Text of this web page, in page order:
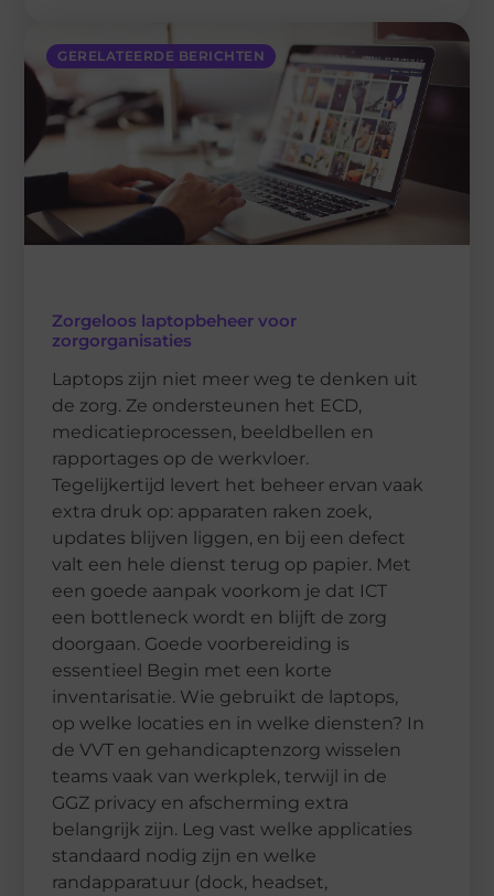
GERELATEERDE BERICHTEN
Zorgeloos laptopbeheer voor
zorgorganisaties
Laptops zijn niet meer weg te denken uit
de zorg. Ze ondersteunen het ECD,
medicatieprocessen, beeldbellen en
rapportages op de werkvloer.
Tegelijkertijd levert het beheer ervan vaak
extra druk op: apparaten raken zoek,
updates blijven liggen, en bij een defect
valt een hele dienst terug op papier. Met
een goede aanpak voorkom je dat ICT
een bottleneck wordt en blijft de zorg
doorgaan. Goede voorbereiding is
essentieel Begin met een korte
inventarisatie. Wie gebruikt de laptops,
op welke locaties en in welke diensten? In
de VVT en gehandicaptenzorg wisselen
teams vaak van werkplek, terwijl in de
GGZ privacy en afscherming extra
belangrijk zijn. Leg vast welke applicaties
standaard nodig zijn en welke
randapparatuur (dock, headset,